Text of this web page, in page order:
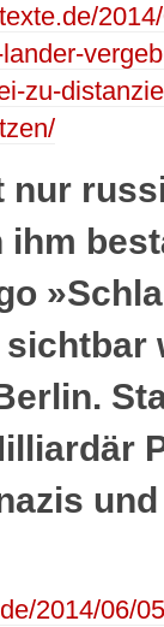
zu-
nur
2014/06/